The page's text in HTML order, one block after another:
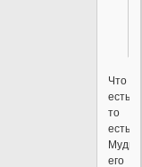
Что
есть,
то
есть.
его